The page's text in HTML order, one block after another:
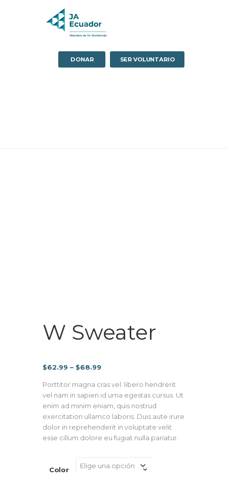
DONAR SER VOLUNTARIO
W Sweater
$62.99 – $68.99
$62.99
through
$68.99
Porttitor magna cras vel libero hendrerit
vel nam in sapien id urna egestas cursus. Ut
enim ad minim eniam, quis nostrud
exercitation ullamco laboris. Duis aute irure
dolor in reprehenderit in voluptate velit
esse cillum dolore eu fugiat nulla pariatur.
Color